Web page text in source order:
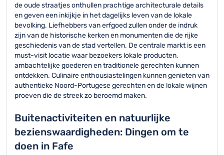
de oude straatjes onthullen prachtige architecturale details
en geven een inkijkje in het dagelijks leven van de lokale
bevolking. Liefhebbers van erfgoed zullen onder de indruk
zijn van de historische kerken en monumenten die de rijke
geschiedenis van de stad vertellen. De centrale markt is een
must-visit locatie waar bezoekers lokale producten,
ambachtelijke goederen en traditionele gerechten kunnen
ontdekken. Culinaire enthousiastelingen kunnen genieten van
authentieke Noord-Portugese gerechten en de lokale wijnen
proeven die de streek zo beroemd maken.
Buitenactiviteiten en natuurlijke
bezienswaardigheden: Dingen om te
doen in Fafe